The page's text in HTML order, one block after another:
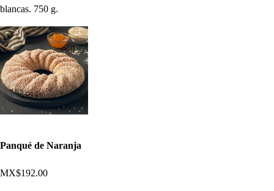
blancas. 750 g.
Panqué de Naranja
MX$192.00